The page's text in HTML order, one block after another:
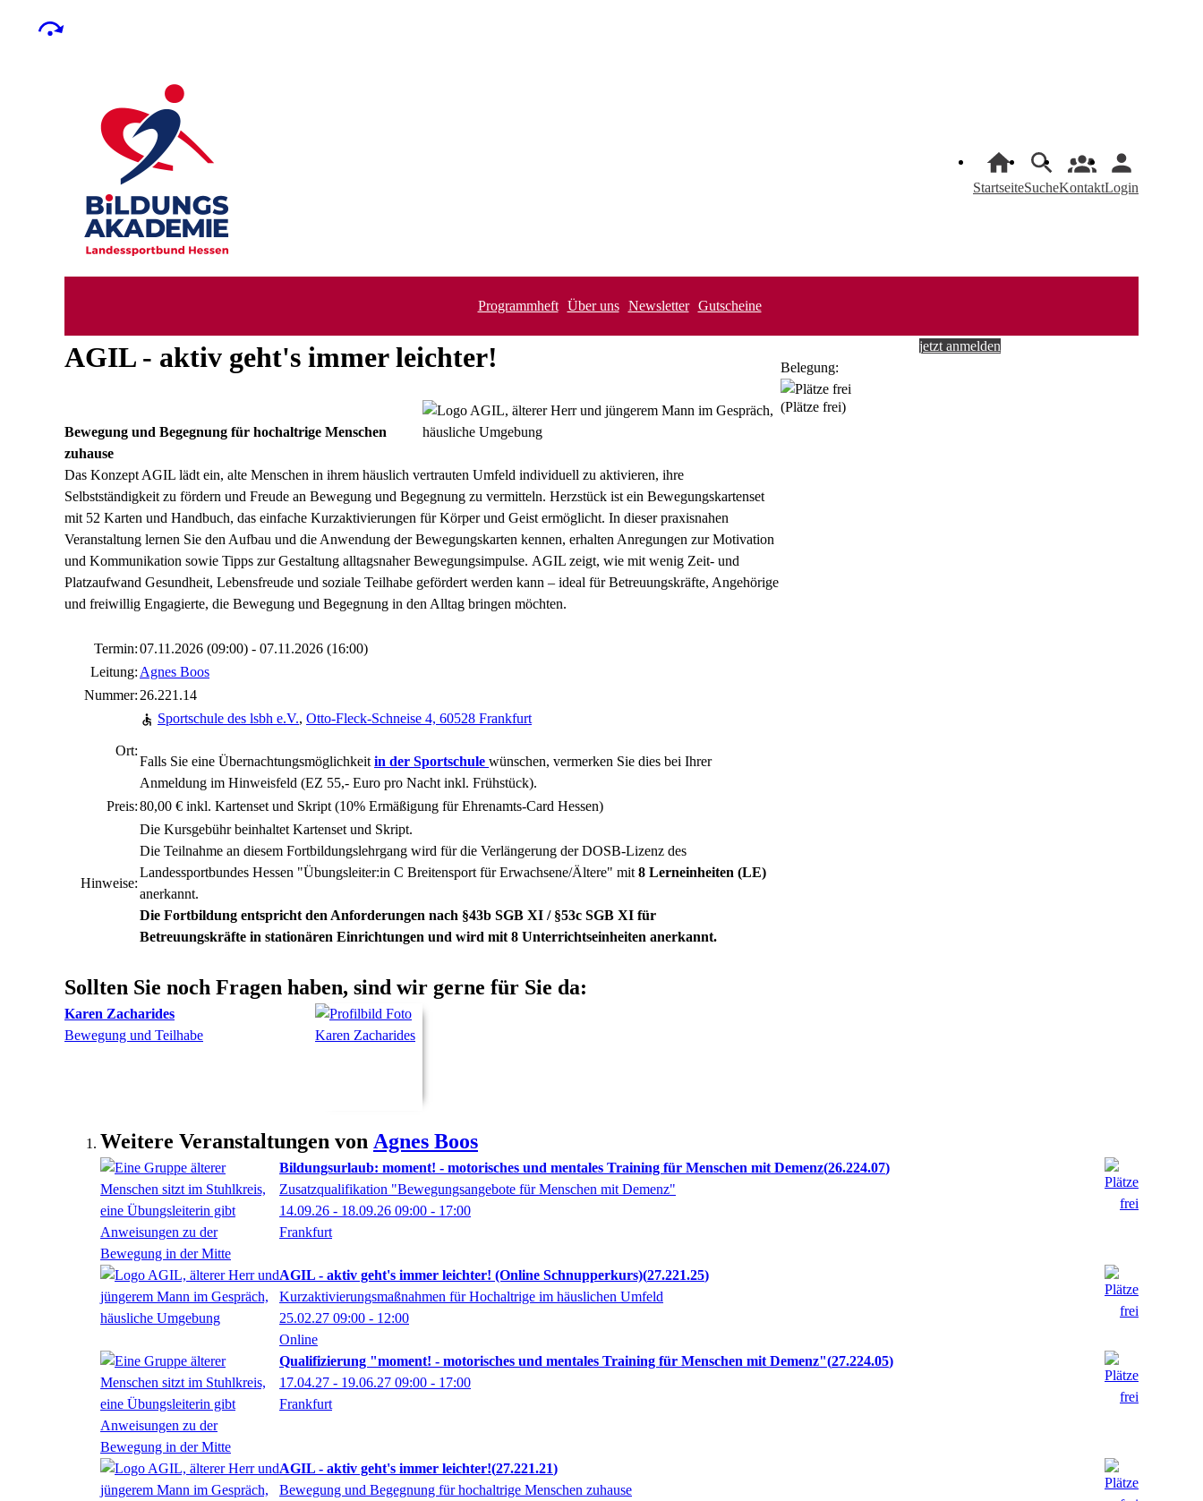
StartseiteSucheKontaktLogin
Programmheft Über uns Newsletter Gutscheine
AGIL - aktiv geht's immer leichter!
Bewegung und Begegnung für hochaltrige Menschen
zuhause
Das Konzept AGIL lädt ein, alte Menschen in ihrem häuslich vertrauten Umfeld individuell zu aktivieren, ihre
Selbstständigkeit zu fördern und Freude an Bewegung und Begegnung zu vermitteln. Herzstück ist ein Bewegungskartenset
mit 52 Karten und Handbuch, das einfache Kurzaktivierungen für Körper und Geist ermöglicht. In dieser praxisnahen
Veranstaltung lernen Sie den Aufbau und die Anwendung der Bewegungskarten kennen, erhalten Anregungen zur Motivation
und Kommunikation sowie Tipps zur Gestaltung alltagsnaher Bewegungsimpulse. AGIL zeigt, wie mit wenig Zeit- und
Platzaufwand Gesundheit, Lebensfreude und soziale Teilhabe gefördert werden kann – ideal für Betreuungskräfte, Angehörige
und freiwillig Engagierte, die Bewegung und Begegnung in den Alltag bringen möchten.
Termin:07.11.2026 (09:00) - 07.11.2026 (16:00)
Leitung: Agnes Boos
Nummer: 26.221.14
Ort:
Sportschule des lsbh e.V., Otto-Fleck-Schneise 4, 60528 Frankfurt
Falls Sie eine Übernachtungsmöglichkeit in der Sportschule wünschen, vermerken Sie dies bei Ihrer
Anmeldung im Hinweisfeld (EZ 55,- Euro pro Nacht inkl. Frühstück).
Preis:80,00 € inkl. Kartenset und Skript (10% Ermäßigung für Ehrenamts-Card Hessen)
Hinweise:
Die Kursgebühr beinhaltet Kartenset und Skript.
Die Teilnahme an diesem Fortbildungslehrgang wird für die Verlängerung der DOSB-Lizenz des
Landessportbundes Hessen "Übungsleiter:in C Breitensport für Erwachsene/Ältere" mit 8 Lerneinheiten (LE)
anerkannt.
Die Fortbildung entspricht den Anforderungen nach §43b SGB XI / §53c SGB XI für
Betreuungskräfte in stationären Einrichtungen und wird mit 8 Unterrichtseinheiten anerkannt.
Sollten Sie noch Fragen haben, sind wir gerne für Sie da:
Karen Zacharides
Bewegung und Teilhabe
jetzt anmelden
Belegung:
(Plätze frei)
Weitere Veranstaltungen von Agnes Boos
Bildungsurlaub: moment! - motorisches und mentales Training für Menschen mit Demenz 26.224.07
Zusatzqualifikation "Bewegungsangebote für Menschen mit Demenz"
14.09.26 - 18.09.26 09:00 - 17:00
Frankfurt
AGIL - aktiv geht's immer leichter! (Online Schnupperkurs) 27.221.25
Kurzaktivierungsmaßnahmen für Hochaltrige im häuslichen Umfeld
25.02.27 09:00 - 12:00
Online
Qualifizierung "moment! - motorisches und mentales Training für Menschen mit Demenz" 27.224.05
17.04.27 - 19.06.27 09:00 - 17:00
Frankfurt
AGIL - aktiv geht's immer leichter! 27.221.21
Bewegung und Begegnung für hochaltrige Menschen zuhause